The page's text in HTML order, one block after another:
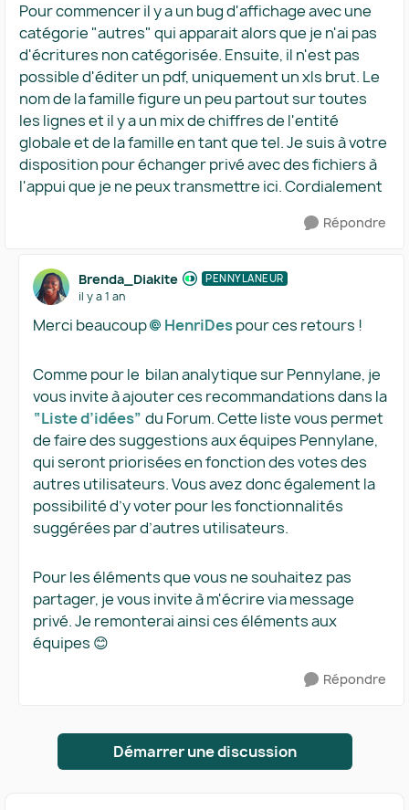
Pour commencer il y a un bug d'affichage avec une
catégorie "autres" qui apparait alors que je n'ai pas
d'écritures non catégorisée. Ensuite, il n'est pas
possible d'éditer un pdf, uniquement un xls brut. Le
nom de la famille figure un peu partout sur toutes
les lignes et il y a un mix de chiffres de l'entité
globale et de la famille en tant que tel. Je suis à votre
disposition pour échanger privé avec des fichiers à
l'appui que je ne peux transmettre ici. Cordialement
Répondre
Brenda_Diakite PENNYLANEUR
il y a 1 an
Merci beaucoup HenriDes​pour ces retours !
Comme pour le bilan analytique sur Pennylane, je
vous invite à ajouter ces recommandations dans la
“Liste d’idées” du Forum. Cette liste vous permet
de faire des suggestions aux équipes Pennylane,
qui seront priorisées en fonction des votes des
autres utilisateurs. Vous avez donc également la
possibilité d’y voter pour les fonctionnalités
suggérées par d’autres utilisateurs.
Pour les éléments que vous ne souhaitez pas
partager, je vous invite à m'écrire via message
privé. Je remonterai ainsi ces éléments aux
équipes 😊
Répondre
Démarrer une discussion